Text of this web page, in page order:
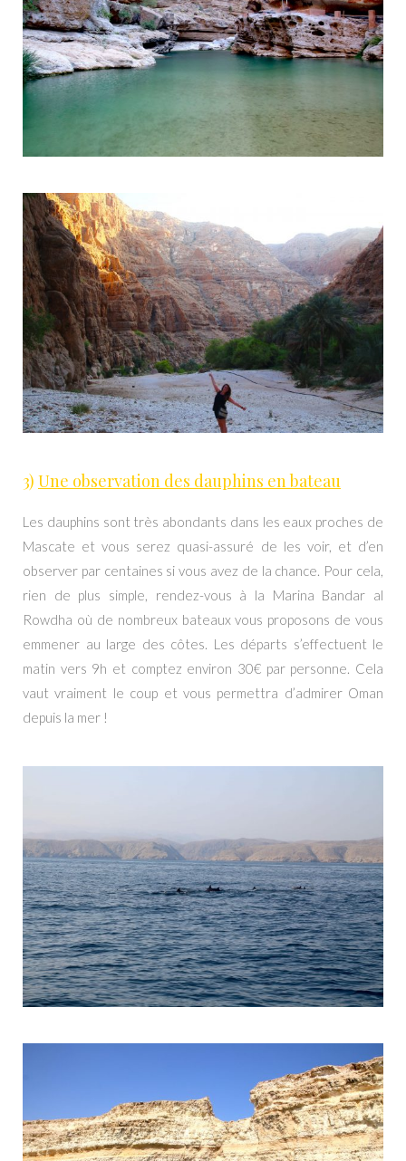
3) Une observation des dauphins en bateau
Les dauphins sont très abondants dans les eaux proches de
Mascate et vous serez quasi-assuré de les voir, et d’en
observer par centaines si vous avez de la chance. Pour cela,
rien de plus simple, rendez-vous à la Marina Bandar al
Rowdha où de nombreux bateaux vous proposons de vous
emmener au large des côtes. Les départs s’effectuent le
matin vers 9h et comptez environ 30€ par personne. Cela
vaut vraiment le coup et vous permettra d’admirer Oman
depuis la mer !